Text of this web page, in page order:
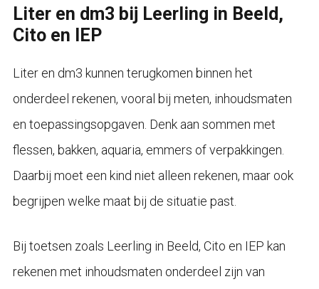
Liter en dm3 bij Leerling in Beeld,
Cito en IEP
Liter en dm3 kunnen terugkomen binnen het
onderdeel rekenen, vooral bij meten, inhoudsmaten
en toepassingsopgaven. Denk aan sommen met
flessen, bakken, aquaria, emmers of verpakkingen.
Daarbij moet een kind niet alleen rekenen, maar ook
begrijpen welke maat bij de situatie past.
Bij toetsen zoals Leerling in Beeld, Cito en IEP kan
rekenen met inhoudsmaten onderdeel zijn van